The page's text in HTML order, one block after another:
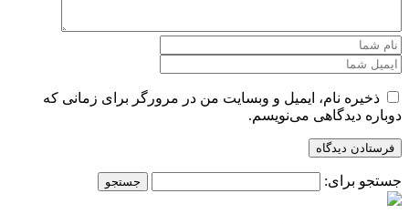
ذخیره نام، ایمیل و وبسایت من در مرورگر برای زمانی که
دوباره دیدگاهی می‌نویسم.
جستجو برای: